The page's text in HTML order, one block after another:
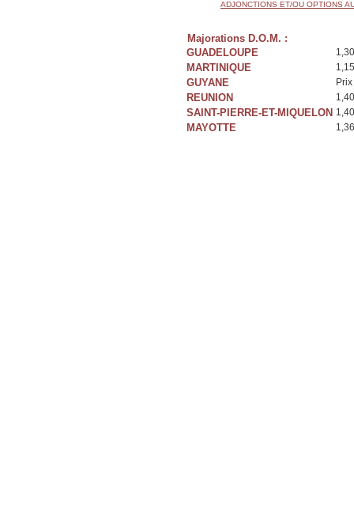
ADJONCTIONS ET/OU OPTIONS
Majorations D.O.M. :
GUADELOUPE
MARTINIQUE
GUYANE
REUNION
SAINT-PIERRE-ET-MIQUELON
MAYOTTE